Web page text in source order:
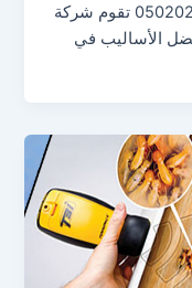
شركة تلميع وجلي رخام الجميرا 0502025177 تقوم شركة
الأساليب في